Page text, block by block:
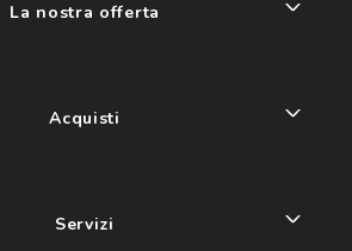
La nostra offerta
Acquisti
Servizi